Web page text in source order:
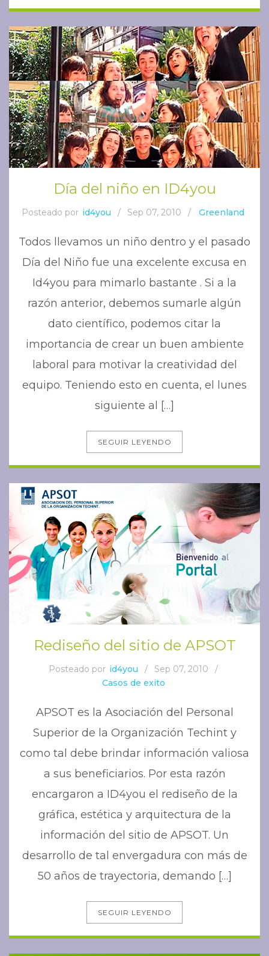
Día del niño en ID4you
Posteado por id4you / Sep 07, 2010 / Greenland
Todos llevamos un niño dentro y el pasado
Día del Niño fue una excelente excusa en
Id4you para mimarlo bastante . Si a la
razón anterior, debemos sumarle algún
dato científico, podemos citar la
importancia de crear un buen ambiente
laboral para motivar la creatividad del
equipo. Teniendo esto en cuenta, el lunes
siguiente al […]
SEGUIR LEYENDO
Rediseño del sitio de APSOT
Posteado por id4you / Sep 07, 2010
/
Casos de exito
APSOT es la Asociación del Personal
Superior de la Organización Techint y
como tal debe brindar información valiosa
a sus beneficiarios. Por esta razón
encargaron a ID4you el rediseño de la
gráfica, estética y arquitectura de la
información del sitio de APSOT. Un
desarrollo de tal envergadura con más de
50 años de trayectoria, demando […]
SEGUIR LEYENDO